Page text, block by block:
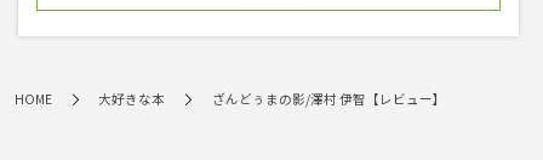
HOME 大好きな本 ざんどぅまの影/澤村 伊智【レビュー】